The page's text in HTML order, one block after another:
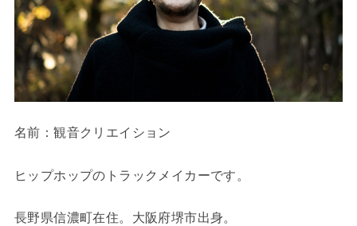
名前：観音クリエイション
ヒップホップのトラックメイカーです。
長野県信濃町在住。大阪府堺市出身。